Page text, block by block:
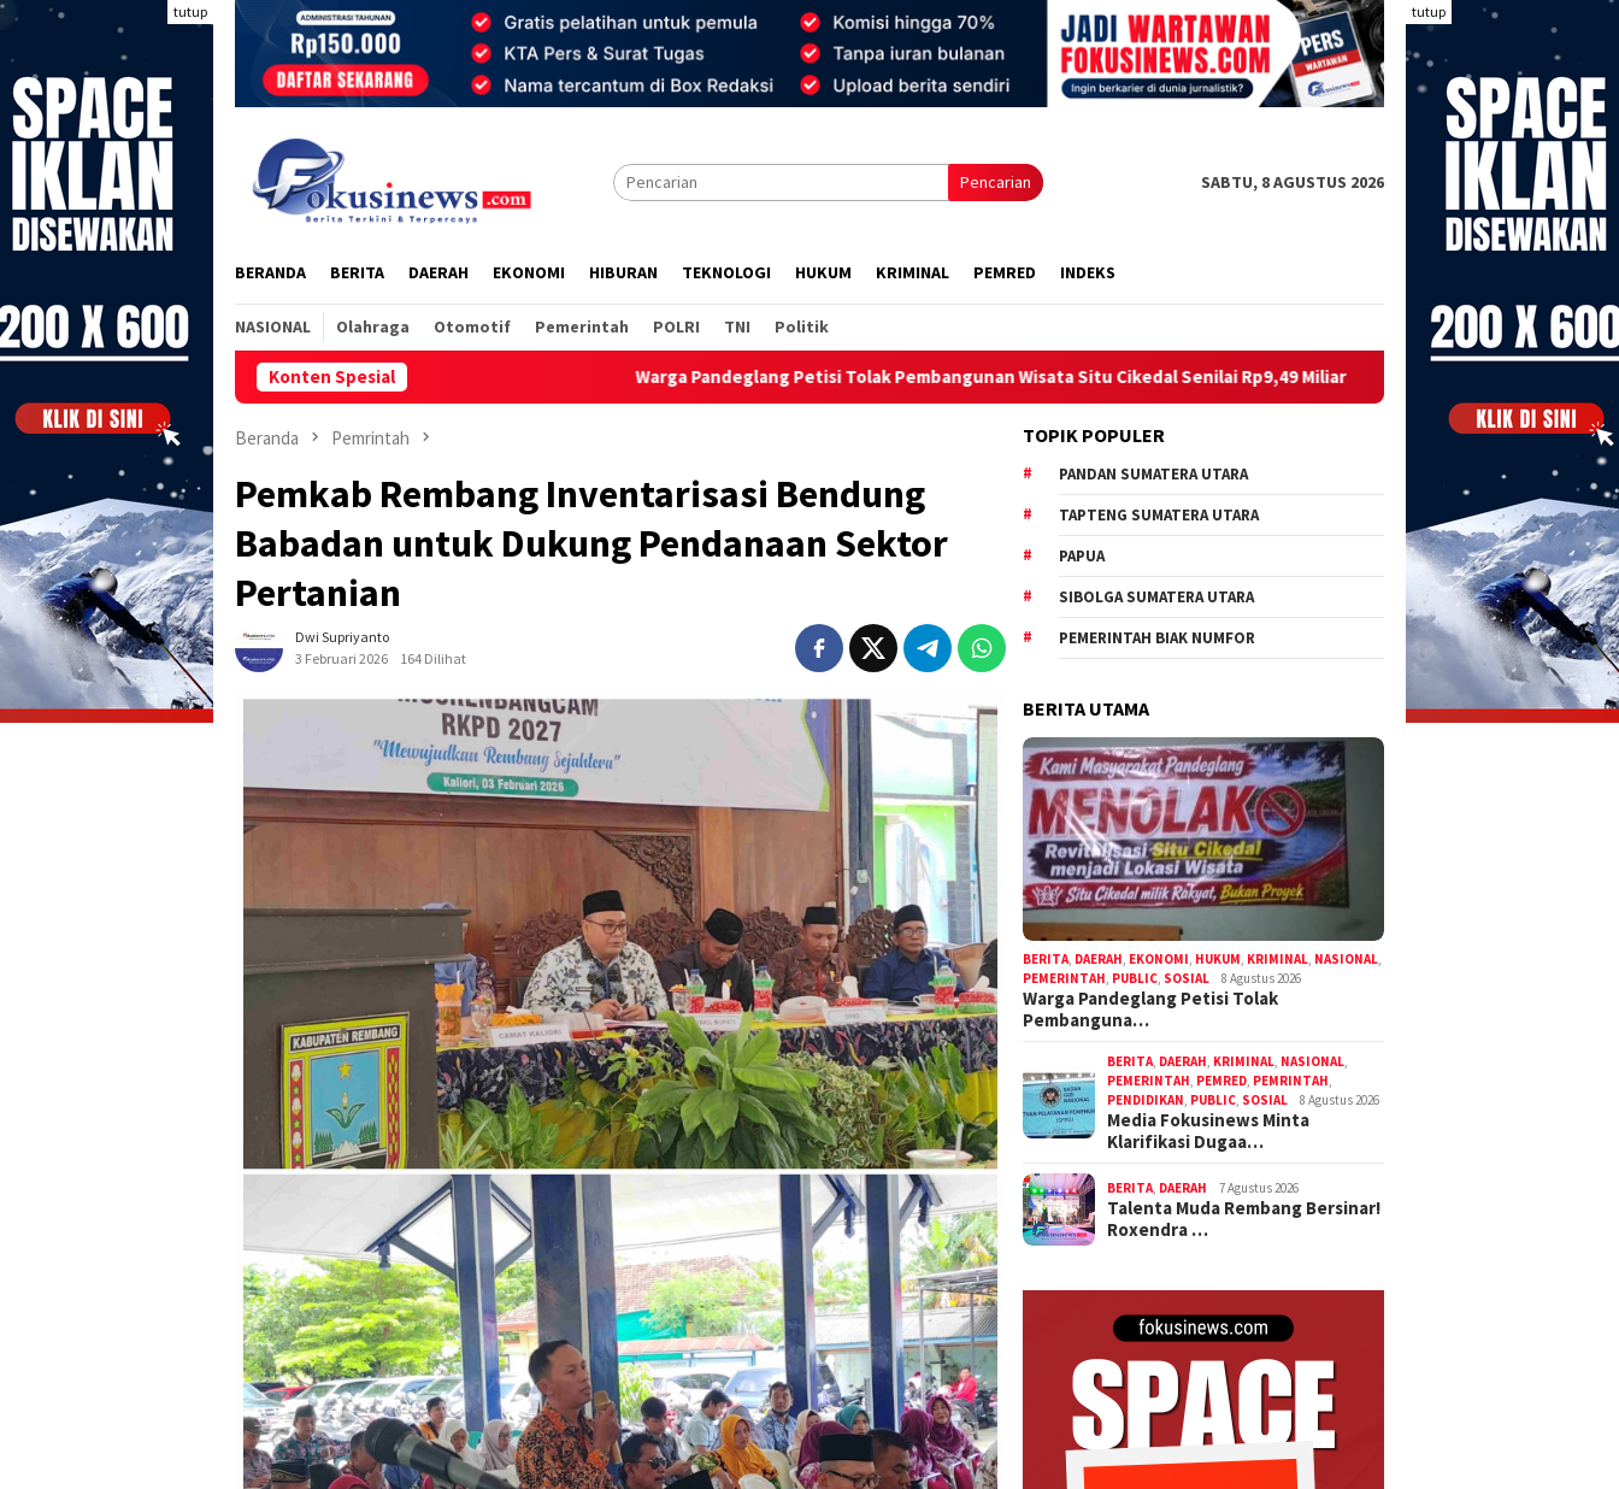
tutup tutup
Pencarian SABTU, 8 AGUSTUS 2026
BERANDA BERITA DAERAH EKONOMI HIBURAN TEKNOLOGI HUKUM KRIMINAL PEMRED INDEKS
NASIONAL Olahraga Otomotif Pemerintah POLRI TNI Politik
Konten Spesial Warga Pandeglang Petisi Tolak Pembangunan Wisata Situ Cikedal Senilai Rp9,49 Miliar Media Fokusinews Minta Klarifikasi
Beranda Pemrintah
Pemkab Rembang Inventarisasi Bendung
Babadan untuk Dukung Pendanaan Sektor
Pertanian
Dwi Supriyanto
3 Februari 2026
164 Dilihat
TOPIK POPULER
PANDAN SUMATERA UTARA
TAPTENG SUMATERA UTARA
PAPUA
SIBOLGA SUMATERA UTARA
PEMERINTAH BIAK NUMFOR
BERITA UTAMA
BERITA, DAERAH, EKONOMI, HUKUM, KRIMINAL, NASIONAL,
PEMERINTAH, PUBLIC, SOSIAL 8 Agustus 2026
Warga Pandeglang Petisi Tolak
Pembanguna…
BERITA, DAERAH, KRIMINAL, NASIONAL,
PEMERINTAH, PEMRED, PEMRINTAH,
PENDIDIKAN, PUBLIC, SOSIAL 8 Agustus 2026
Media Fokusinews Minta
Klarifikasi Dugaa…
BERITA, DAERAH 7 Agustus 2026
Talenta Muda Rembang Bersinar!
Roxendra …